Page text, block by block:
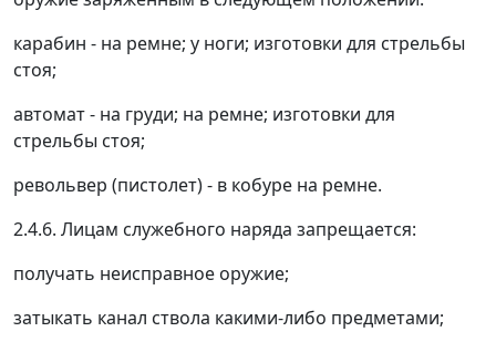
карабин - на ремне; у ноги; изготовки для стрельбы
стоя;
автомат - на груди; на ремне; изготовки для
стрельбы стоя;
револьвер (пистолет) - в кобуре на ремне.
2.4.6. Лицам служебного наряда запрещается:
получать неисправное оружие;
затыкать канал ствола какими-либо предметами;